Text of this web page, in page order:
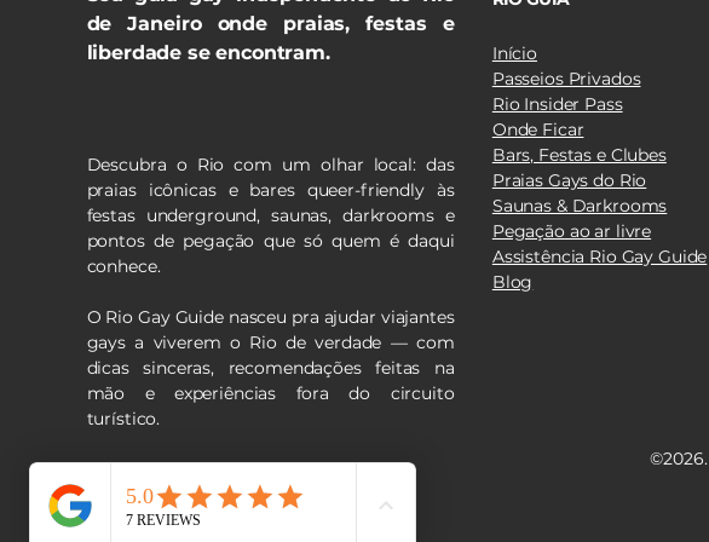
de Janeiro onde praias, festas e
liberdade se encontram.
Descubra o Rio com um olhar local: das
praias icônicas e bares queer-friendly às
festas underground, saunas, darkrooms e
pontos de pegação que só quem é daqui
conhece.
O Rio Gay Guide nasceu pra ajudar viajantes
gays a viverem o Rio de verdade — com
dicas sinceras, recomendações feitas na
mão e experiências fora do circuito
turístico.
Início
Passeios Privados
Rio Insider Pass
Onde Ficar
Bars, Festas e Clubes
Praias Gays do Rio
Saunas & Darkrooms
Pegação ao ar livre
Assistência Rio Gay Guide
Blog